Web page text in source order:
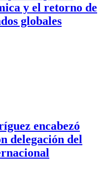
y el retorno de
globales
encabezó
delegación del